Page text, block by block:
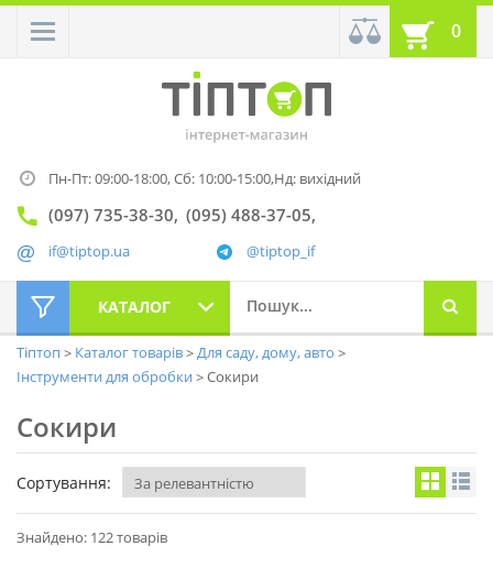
0
Пн-Пт: 09:00-18:00,Сб: 10:00-15:00,Нд: вихідний
(097) 735-38-30 (095) 488-37-05
@tiptop_if
if@tiptop.ua
КАТАЛОГ
Тіптоп Каталог товарів
Для саду, дому, авто
Інструменти для обробки
Сокири
Сокири
Сортування:
Знайдено: 122 товарів